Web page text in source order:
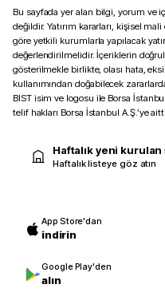
Bu sayfada yer alan bilgi, yorum ve
değildir. Yatırım kararları, kişisel
göre yetkili kurumlarla yapılacak
değerlendirilmelidir. İçeriklerin
gösterilmekle birlikte, olası hata,
kullanımından doğabilecek
BIST isim ve logosu ile Borsa
telif hakları Borsa İstanbul A.Ş.’ye
Haftalık yeni
Haftalık listeye göz atın
App Store'dan
indirin
Google Play'den
alın